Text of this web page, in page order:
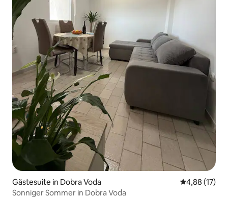
Gästesuite in Dobra Voda
4,88 (17)
Sonniger Sommer in Dobra Voda